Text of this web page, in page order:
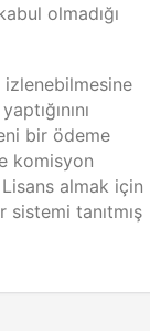
olmadığı
izlenebilmesine
bir ödeme
komisyon
almak için
tanıtmış